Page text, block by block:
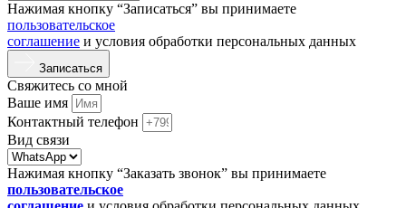
Нажимая кнопку “Записаться” вы принимаете
пользовательское
соглашение и условия обработки персональных данных
Записаться
Свяжитесь со мной
Ваше имя
Контактный телефон
Вид связи
Нажимая кнопку “Заказать звонок” вы принимаете
пользовательское